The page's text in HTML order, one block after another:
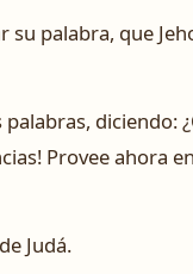
palabra, que
diciendo:
­Provee ahora
Judá.